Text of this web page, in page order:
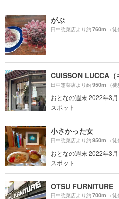
がぶ
田中惣菜店より約760m （
CUISSON LUCCA（
田中惣菜店より約950m （
おとなの週末 2022年3
スポット
小さかった女
田中惣菜店より約950m （
おとなの週末 2022年3
スポット
OTSU FURNITURE
田中惣菜店より約700m （